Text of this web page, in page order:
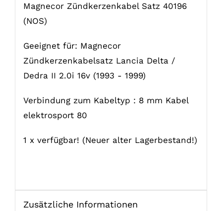
Magnecor Zündkerzenkabel Satz 40196
(NOS)
Geeignet für: Magnecor
Zündkerzenkabelsatz Lancia Delta /
Dedra II 2.0i 16v (1993 - 1999)
Verbindung zum Kabeltyp : 8 mm Kabel
elektrosport 80
1 x verfügbar! (Neuer alter Lagerbestand!)
Zusätzliche Informationen